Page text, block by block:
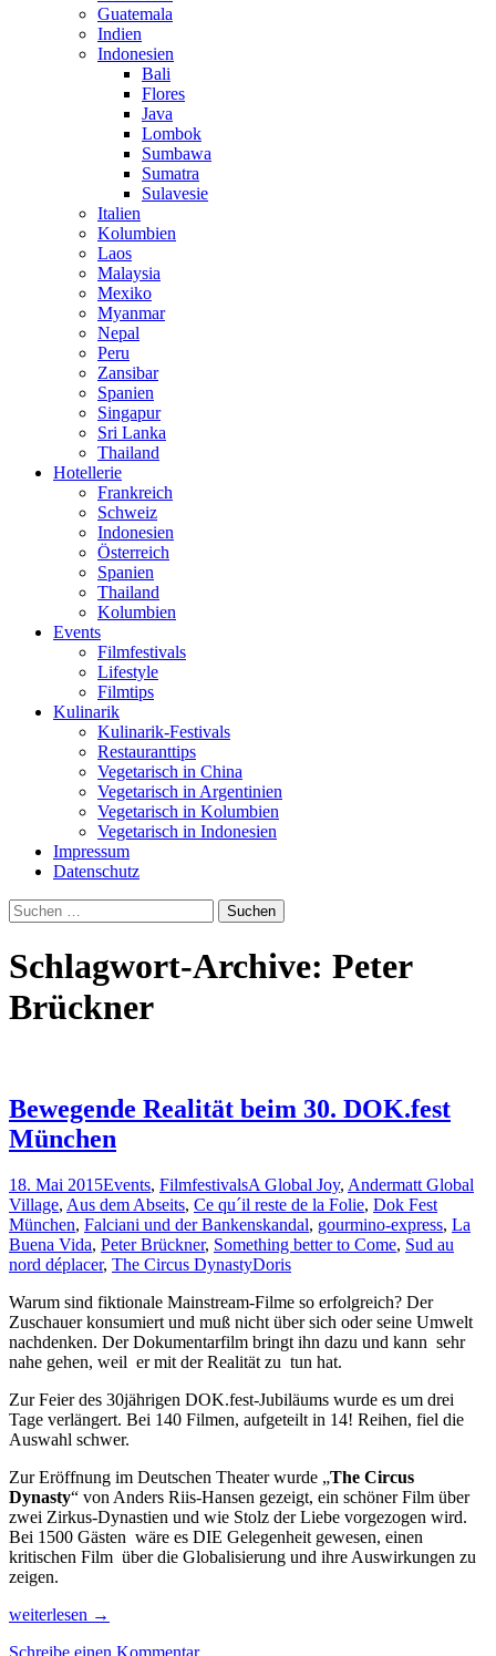
Guatemala
Indien
Indonesien
Bali
Flores
Java
Lombok
Sumbawa
Sumatra
Sulavesie
Italien
Kolumbien
Laos
Malaysia
Mexiko
Myanmar
Nepal
Peru
Zansibar
Spanien
Singapur
Sri Lanka
Thailand
Hotellerie
Frankreich
Schweiz
Indonesien
Österreich
Spanien
Thailand
Kolumbien
Events
Filmfestivals
Lifestyle
Filmtips
Kulinarik
Kulinarik-Festivals
Restauranttips
Vegetarisch in China
Vegetarisch in Argentinien
Vegetarisch in Kolumbien
Vegetarisch in Indonesien
Impressum
Datenschutz
Suchen
nach:
Schlagwort-Archive: Peter
Brückner
Bewegende Realität beim 30. DOK.fest
München
18. Mai 2015Events, FilmfestivalsA Global Joy, Andermatt Global
Village, Aus dem Abseits, Ce qu´il reste de la Folie, Dok Fest
München, Falciani und der Bankenskandal, gourmino-express, La
Buena Vida, Peter Brückner, Something better to Come, Sud au
nord déplacer, The Circus DynastyDoris
Warum sind fiktionale Mainstream-Filme so erfolgreich? Der
Zuschauer konsumiert und muß nicht über sich oder seine Umwelt
nachdenken. Der Dokumentarfilm bringt ihn dazu und kann sehr
nahe gehen, weil er mit der Realität zu tun hat.
Zur Feier des 30jährigen DOK.fest-Jubiläums wurde es um drei
Tage verlängert. Bei 140 Filmen, aufgeteilt in 14! Reihen, fiel die
Auswahl schwer.
Zur Eröffnung im Deutschen Theater wurde „The Circus
Dynasty“ von Anders Riis-Hansen gezeigt, ein schöner Film über
zwei Zirkus-Dynastien und wie Stolz der Liebe vorgezogen wird.
Bei 1500 Gästen wäre es DIE Gelegenheit gewesen, einen
kritischen Film über die Globalisierung und ihre Auswirkungen zu
zeigen.
Bewegende
weiterlesen →